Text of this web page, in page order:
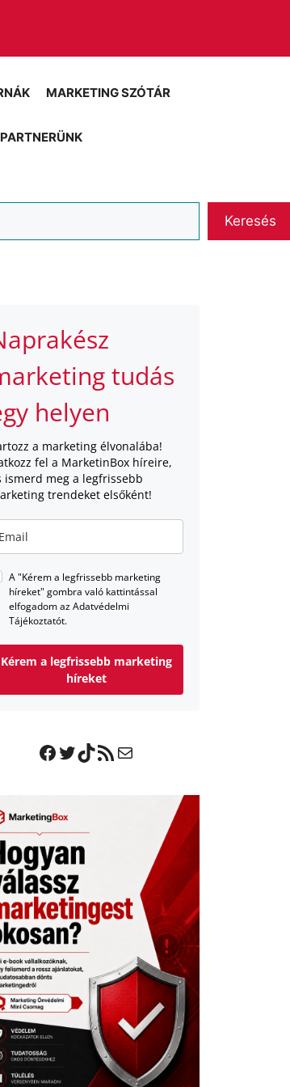
MARKETING SZÓTÁR
Keresés
tudás
helyen
a marketing élvonalába!
fel a MarketinBox híreire,
ismerd meg a legfrissebb
trendeket elsőként!
A "Kérem a legfrissebb marketing
híreket" gombra való kattintással
elfogadom az Adatvédelmi
Tájékoztatót.
Kérem a legfrissebb marketing
híreket
Facebook
Twitter
TikTok
RSS Feed
Mail